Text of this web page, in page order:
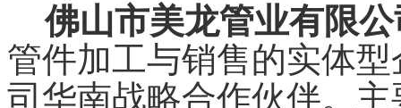
佛山市美龙管业有限
管件加工与销售的实体
司华南战略合作伙伴。